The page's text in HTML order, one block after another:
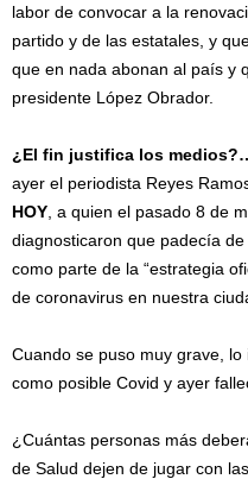
labor de convocar a la
partido y de las estatales, y
que en nada abonan al país y
presidente López Obrador.
¿El fin justifica los
ayer el periodista Reyes
HOY , a quien el pasado 8 de
diagnosticaron que padecía
como parte de la “estrategia
de coronavirus en nuestra
Cuando se puso muy grave,
como posible Covid y ayer
¿Cuántas personas más
de Salud dejen de jugar con